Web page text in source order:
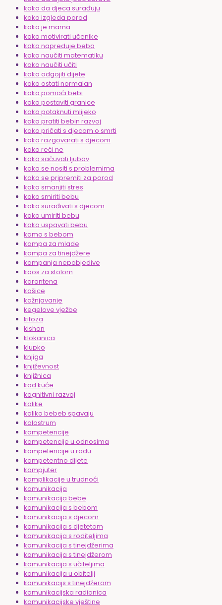
kako da djeca surađuju
kako izgleda porod
kako je mama
kako motivirati učenike
kako napreduje beba
kako naučiti matematiku
kako naučiti učiti
kako odgojiti dijete
kako ostati normalan
kako pomoći bebi
kako postaviti granice
kako potaknuti mlijeko
kako pratiti bebin razvoj
kako pričati s djecom o smrti
kako razgovarati s djecom
kako reći ne
kako sačuvati ljubav
kako se nositi s problemima
kako se pripremiti za porod
kako smanjiti stres
kako smiriti bebu
kako surađivati s djecom
kako umiriti bebu
kako uspavati bebu
kamo s bebom
kampa za mlade
kampa za tinejdžere
kampanja nepobjedive
kaos za stolom
karantena
kašice
kažnjavanje
kegelove vježbe
kifoza
kishon
klokanica
klupko
knjiga
književnost
knjižnica
kod kuće
kognitivni razvoj
kolike
koliko bebeb spavaju
kolostrum
kompetencije
kompetencije u odnosima
kompetencije u radu
kompetentno dijete
kompjuter
komplikacije u trudnoći
komunikacija
komunikacija bebe
komunikacija s bebom
komunikacija s djecom
komunikacija s djetetom
komunikacija s roditeljima
komunikacija s tinejdžerima
komunikacija s tinejdžerom
komunikacija s učiteljima
komunikacija u obitelji
komunikacijs s tinejdžerom
komunikacijska radionica
komunikacijske vještine